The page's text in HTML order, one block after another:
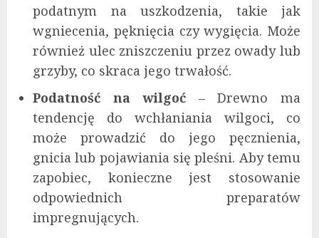
podatnym na uszkodzenia, takie jak
wgniecenia, pęknięcia czy wygięcia. Może
również ulec zniszczeniu przez owady lub
grzyby, co skraca jego trwałość.
Podatność na wilgoć – Drewno ma
tendencję do wchłaniania wilgoci, co
może prowadzić do jego pęcznienia,
gnicia lub pojawiania się pleśni. Aby temu
zapobiec, konieczne jest stosowanie
odpowiednich preparatów
impregnujących.